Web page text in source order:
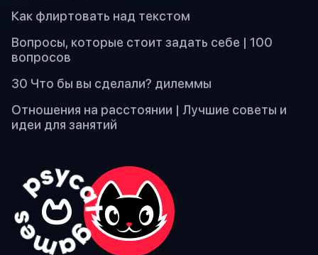
Как флиртовать над текстом
Вопросы, которые стоит задать себе | 100
вопросов
30 Что бы вы сделали? дилеммы
Отношения на расстоянии | Лучшие советы и
идеи для занятий